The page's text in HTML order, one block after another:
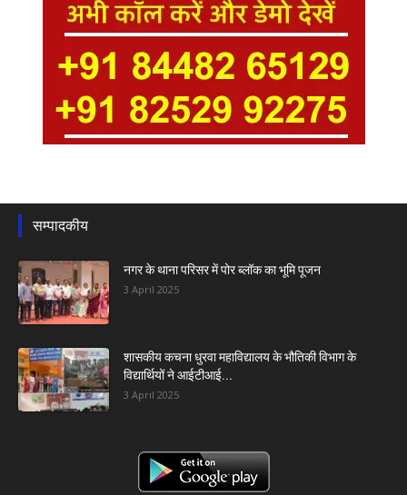
सम्पादकीय
नगर के थाना परिसर में पोर ब्लॉक का भूमि पूजन
3 April 2025
शासकीय कचना धुरवा महाविद्यालय के भौतिकी विभाग के
विद्यार्थियों ने आईटीआई...
3 April 2025